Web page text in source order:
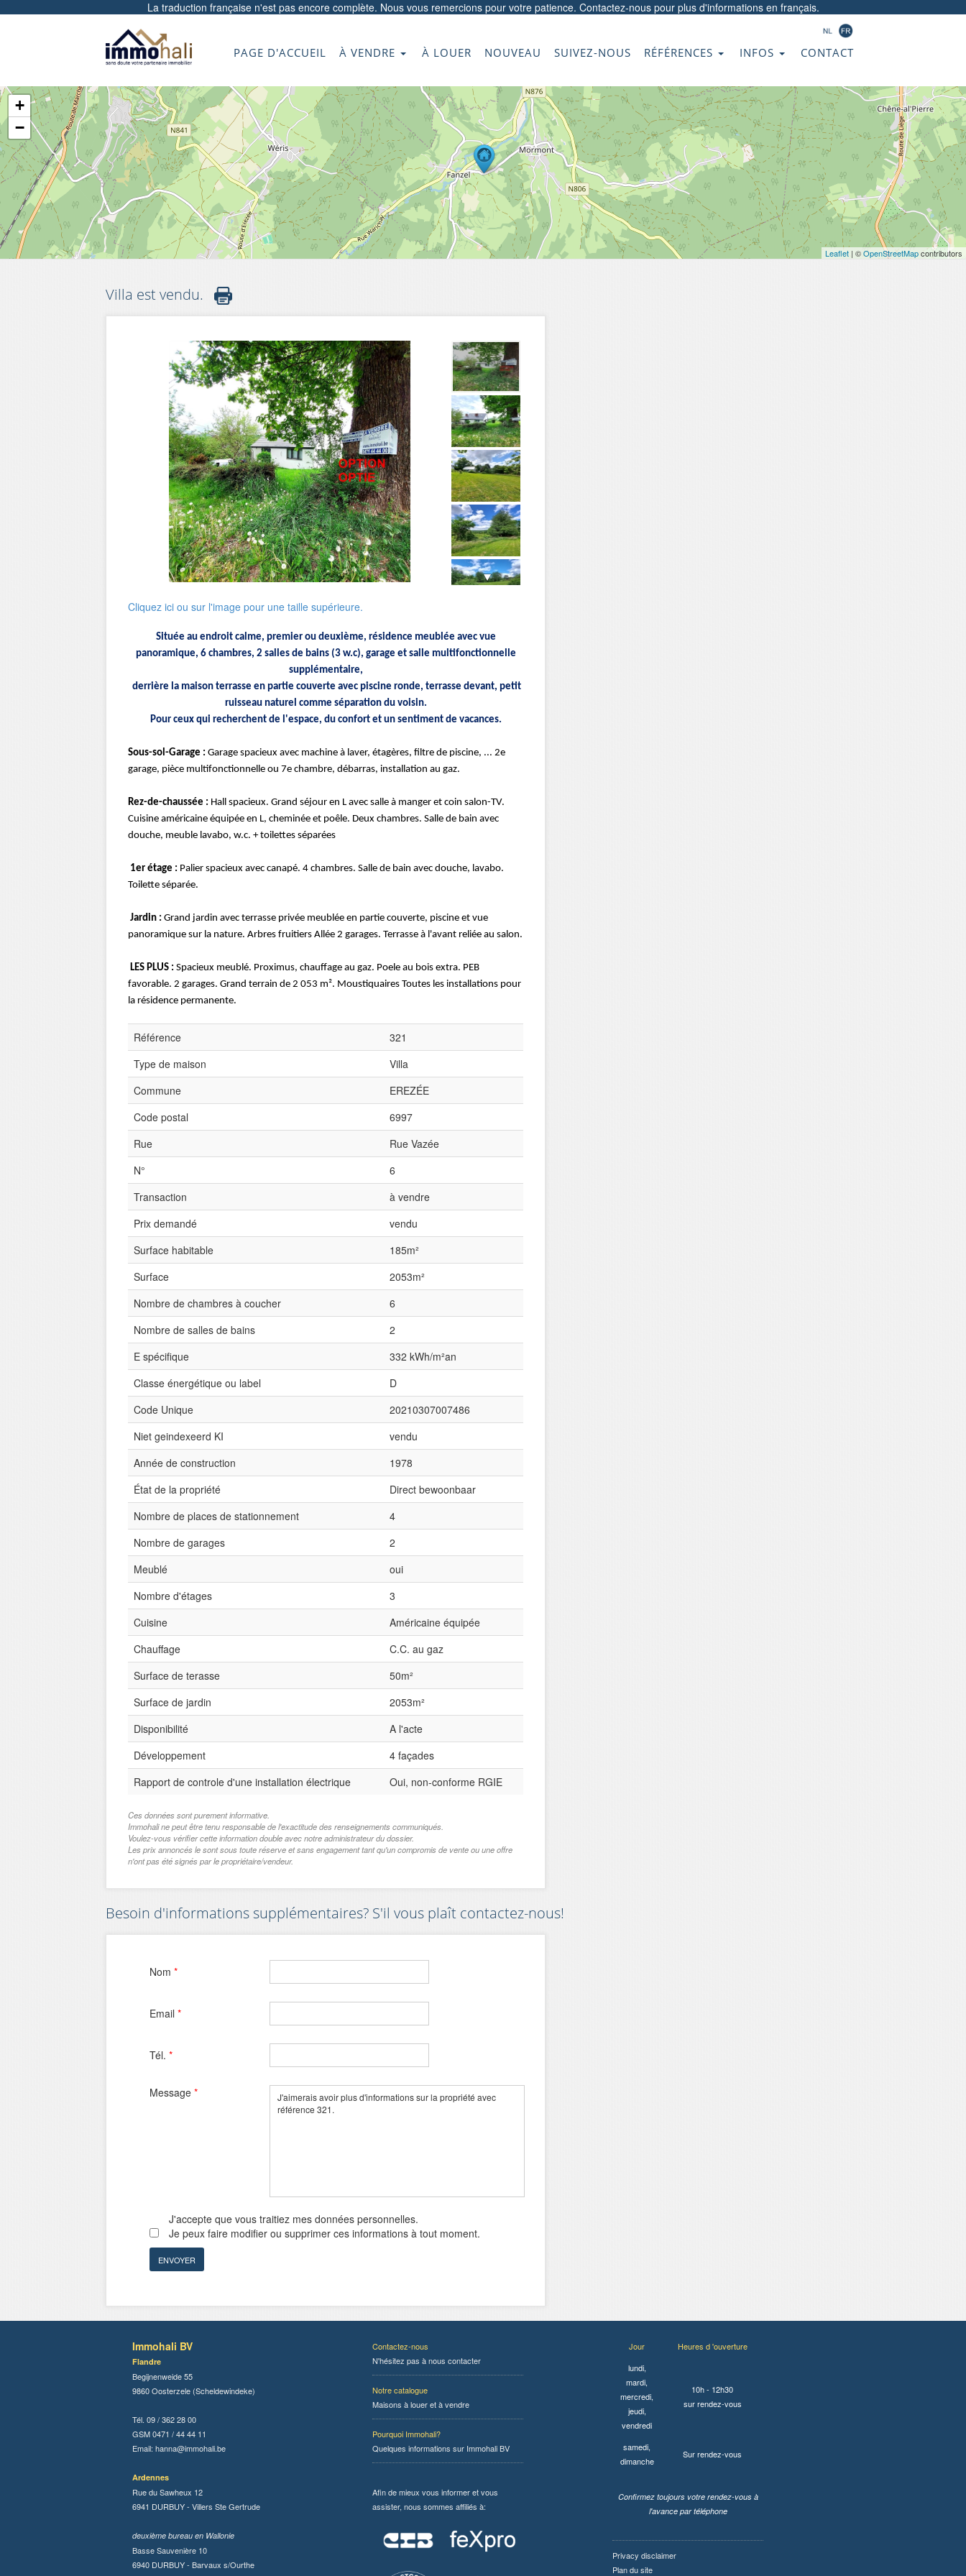
La traduction française n'est pas encore complète. Nous vous remercions pour votre patience. Contactez-nouspour plus d'informations en français.
PAGE D'ACCUEIL À VENDRE À LOUER NOUVEAU SUIVEZ-NOUS RÉFÉRENCES INFOS CONTACT
+
−
Leaflet | ©OpenStreetMapcontributors
Villa est vendu.
Cliquez ici ou sur l'image pour une taille supérieure.
Située au endroit calme, premier ou deuxième, résidence meublée avec vue
panoramique, 6 chambres, 2 salles de bains (3 w.c), garage et salle multifonctionnelle
supplémentaire,
derrière la maison terrasse en partie couverte avec piscine ronde, terrasse devant, petit
ruisseau naturel comme séparation du voisin.
Pour ceux qui recherchent de l'espace, du confort et un sentiment de vacances.
Sous-sol-Garage : Garage spacieux avec machine à laver, étagères, filtre de piscine, ... 2e
garage, pièce multifonctionnelle ou 7e chambre, débarras, installation au gaz.
Rez-de-chaussée : Hall spacieux. Grand séjour en L avec salle à manger et coin salon-TV.
Cuisine américaine équipée en L, cheminée et poêle. Deux chambres. Salle de bain avec
douche, meuble lavabo, w.c. + toilettes séparées
1er étage : Palier spacieux avec canapé. 4 chambres. Salle de bain avec douche, lavabo.
Toilette séparée.
Jardin : Grand jardin avec terrasse privée meublée en partie couverte, piscine et vue
panoramique sur la nature. Arbres fruitiers Allée 2 garages. Terrasse à l'avant reliée au salon.
LES PLUS : Spacieux meublé. Proximus, chauffage au gaz. Poele au bois extra. PEB
favorable. 2 garages. Grand terrain de 2 053 m². Moustiquaires Toutes les installations pour
la résidence permanente.
Référence
321
Type de maison
Villa
Commune
EREZÉE
Code postal
6997
Rue
Rue Vazée
N°
6
Transaction
à vendre
Prix demandé
vendu
Surface habitable
185m²
Surface
2053m²
Nombre de chambres à coucher
6
Nombre de salles de bains
2
E spécifique
332 kWh/m²an
Classe énergétique ou label
D
Code Unique
20210307007486
Niet geindexeerd KI
vendu
Année de construction
1978
État de la propriété
Direct bewoonbaar
Nombre de places de stationnement
4
Nombre de garages
2
Meublé
oui
Nombre d'étages
3
Cuisine
Américaine équipée
Chauffage
C.C. au gaz
Surface de terasse
50m²
Surface de jardin
2053m²
Disponibilité
A l'acte
Développement
4 façades
Rapport de controle d'une installation électrique
Oui, non-conforme RGIE
Ces données sont purement informative.
Immohali ne peut être tenu responsable de l'exactitude des renseignements communiqués.
Voulez-vous vérifier cette information double avec notre administrateur du dossier.
Les prix annoncés le sont sous toute réserve et sans engagement tant qu'un compromis de vente ou une offre
n'ont pas été signés par le propriétaire/vendeur.
Besoin d'informations supplémentaires? S'il vous plaît contactez-nous!
Nom *
Email *
Tél. *
Message *
J'accepte que vous traitiez mes données personnelles.
Je peux faire modifier ou supprimer ces informations à tout moment.
Immohali BV
Flandre
Begijnenweide 55
9860 Oosterzele (Scheldewindeke)
Tél. 09 / 362 28 00
GSM 0471 / 44 44 11
Email: hanna@immohali.be
Ardennes
Rue du Sawheux 12
6941 DURBUY - Villers Ste Gertrude
deuxième bureau en Wallonie
Basse Sauvenière 10
6940 DURBUY - Barvaux s/Ourthe
Contactez-nous
N'hésitez pas à nous contacter
Notre catalogue
Maisons à louer et à vendre
Pourquoi Immohali?
Quelques informations sur Immohali BV
Afin de mieux vous informer et vous
assister, nous sommes affiliés à:
Jour
Heures d 'ouverture
lundi,
mardi,
mercredi,
jeudi,
vendredi
10h - 12h30
sur rendez-vous
samedi,
dimanche
Sur rendez-vous
Confirmez toujours votre rendez-vous à
l'avance par téléphone
Privacy disclaimer
Plan du site